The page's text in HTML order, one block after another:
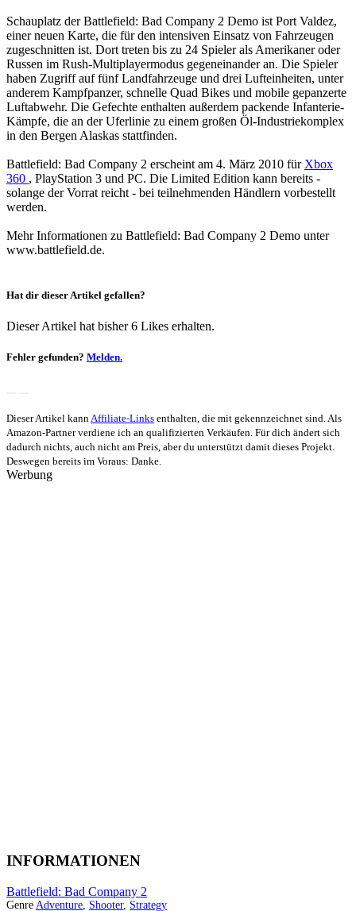
Schauplatz der Battlefield: Bad Company 2 Demo ist Port Valdez,
einer neuen Karte, die für den intensiven Einsatz von Fahrzeugen
zugeschnitten ist. Dort treten bis zu 24 Spieler als Amerikaner oder
Russen im Rush-Multiplayermodus gegeneinander an. Die Spieler
haben Zugriff auf fünf Landfahrzeuge und drei Lufteinheiten, unter
anderem Kampfpanzer, schnelle Quad Bikes und mobile gepanzerte
Luftabwehr. Die Gefechte enthalten außerdem packende Infanterie-
Kämpfe, die an der Uferlinie zu einem großen Öl-Industriekomplex
in den Bergen Alaskas stattfinden.
Battlefield: Bad Company 2 erscheint am 4. März 2010 für Xbox
360 , PlayStation 3 und PC. Die Limited Edition kann bereits -
solange der Vorrat reicht - bei teilnehmenden Händlern vorbestellt
werden.
Mehr Informationen zu Battlefield: Bad Company 2 Demo unter
www.battlefield.de.
Hat dir dieser Artikel gefallen?
Dieser Artikel hat bisher 6 Likes erhalten.
Fehler gefunden? Melden.
Dieser Artikel kann Affiliate-Links enthalten, die mit gekennzeichnet sind. Als
Amazon-Partner verdiene ich an qualifizierten Verkäufen. Für dich ändert sich
dadurch nichts, auch nicht am Preis, aber du unterstützt damit dieses Projekt.
Deswegen bereits im Voraus: Danke.
Werbung
INFORMATIONEN
Battlefield: Bad Company 2
Genre Adventure, Shooter, Strategy